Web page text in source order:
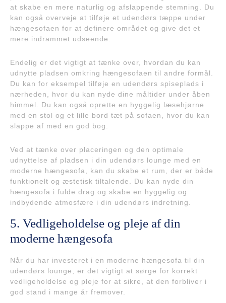
at skabe en mere naturlig og afslappende stemning. Du
kan også overveje at tilføje et udendørs tæppe under
hængesofaen for at definere området og give det et
mere indrammet udseende.
Endelig er det vigtigt at tænke over, hvordan du kan
udnytte pladsen omkring hængesofaen til andre formål.
Du kan for eksempel tilføje en udendørs spiseplads i
nærheden, hvor du kan nyde dine måltider under åben
himmel. Du kan også oprette en hyggelig læsehjørne
med en stol og et lille bord tæt på sofaen, hvor du kan
slappe af med en god bog.
Ved at tænke over placeringen og den optimale
udnyttelse af pladsen i din udendørs lounge med en
moderne hængesofa, kan du skabe et rum, der er både
funktionelt og æstetisk tiltalende. Du kan nyde din
hængesofa i fulde drag og skabe en hyggelig og
indbydende atmosfære i din udendørs indretning.
5. Vedligeholdelse og pleje af din
moderne hængesofa
Når du har investeret i en moderne hængesofa til din
udendørs lounge, er det vigtigt at sørge for korrekt
vedligeholdelse og pleje for at sikre, at den forbliver i
god stand i mange år fremover.